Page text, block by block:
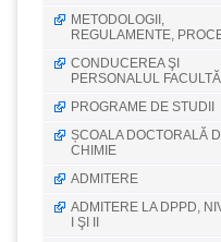
METODOLOGII,
REGULAMENTE,
CONDUCEREA ŞI
PERSONALUL
PROGRAME DE STUDII
ȘCOALA DOCTORALĂ
CHIMIE
ADMITERE
ADMITERE LA DPPD,
I ŞI II